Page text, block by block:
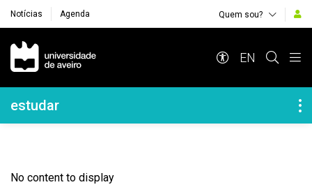
Notícias Agenda Quem sou?
Navegação Principal
EN
Navegação Lateral
estudar
No content to display